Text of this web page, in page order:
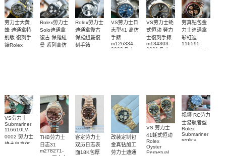
劳力士大黄
蜂 迪通拿特
别版 復刻手
錶Rolex
Rolex勞力士
Solo迪通拿
復古 保羅紐
曼 系列高仿
Rolex勞力士
迪通拿復古
保羅紐曼復
刻手錶
VS劳力士日
志型41 高仿
手錶
m126334-
0002 Rolex
VS劳力士蚝
式恒动 勞力
士復刻手錶
m134303-
0001 Rolex
劳真钻包金
力士迪通拿
彩虹迪
116595
VS劳力士
Submariner
116610LV-
0002 勞力士
綠水鬼高仿
THB劳力士
日志31
m278271-
客定劳力士
双历日志表
面18K包厚
改装定制包
金真钻加工
劳力士迪通
VS 劳力士
41蚝式恒动
Rolex
Oyster
Perpetual
视频 RC劳力
士潜航者型
Rolex
Submariner
replica